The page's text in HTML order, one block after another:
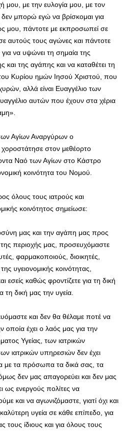
μου, με την ευλογία μου, με τον
μπορώ εγώ να βρίσκομαι για
μου, πάντοτε με εκπροσωπεί σε
αυτούς τους αγώνες και πάντοτε
για να υψώνει τη σημαία της
και της αγάπης και να καταθέτει τη
Κυρίου ημών Ιησού Χριστού, που
αλλά είναι Ευαγγέλιο των
αυτών που έχουν στα χέρια
Αγίων Αναργύρων ο
στον μεθέορτο
Ναό των Αγίων στο Κάστρο
κοινότητα του Νομού.
όλους τους ιατρούς και
κοινότητος σημείωσε:
μας και την αγάπη μας προς
της περιοχής μας, προσευχόμαστε
φαρμακοποιούς, διοικητές,
υγειονομικής κοινότητας,
εσείς καθώς φροντίζετε για τη δική
τη δική μας την υγεία.
και δεν θα θέλαμε ποτέ να
οποία έχει ο λαός μας για την
Υγείας, των ιατρικών
ιατρικών υπηρεσιών δεν έχει
με τα πρόσωπα τα δικά σας, τα
δεν μας απαγορεύει και δεν μας
ως ενεργούς πολίτες να
και να αγωνιζόμαστε, γιατί όχι και
υγεία σε κάθε επίπεδο, για
τους ίδιους και για όλους τους